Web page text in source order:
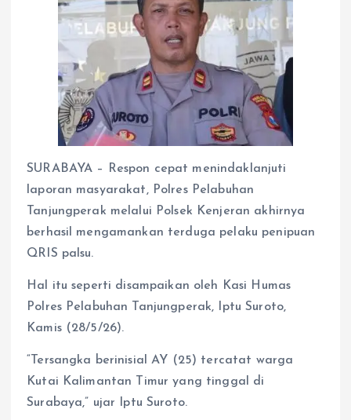
SURABAYA – Respon cepat menindaklanjuti
laporan masyarakat, Polres Pelabuhan
Tanjungperak melalui Polsek Kenjeran akhirnya
berhasil mengamankan terduga pelaku penipuan
QRIS palsu.
Hal itu seperti disampaikan oleh Kasi Humas
Polres Pelabuhan Tanjungperak, Iptu Suroto,
Kamis (28/5/26).
“Tersangka berinisial AY (25) tercatat warga
Kutai Kalimantan Timur yang tinggal di
Surabaya,” ujar Iptu Suroto.